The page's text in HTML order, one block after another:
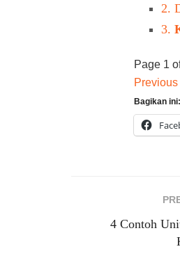
2.
3.
Page 1
Previous
Bagikan ini:
4 Contoh